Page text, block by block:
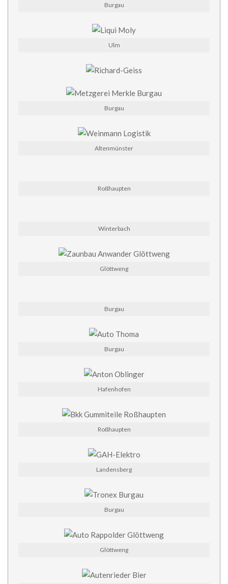
Burgau
Ulm
Burgau
Altenmünster
Roßhaupten
Winterbach
Glöttweng
Burgau
Burgau
Hafenhofen
Roßhaupten
Landensberg
Burgau
Glöttweng